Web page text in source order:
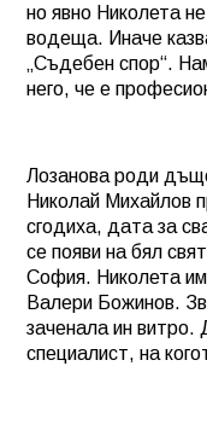
но явно Николета
водеща. Иначе
„Съдебен спор“.
него, че е
Лозанова роди
Николай Михайлов
сгодиха, дата за
се появи на бял
София. Николета
Валери Божинов.
заченала ин витро.
специалист, на